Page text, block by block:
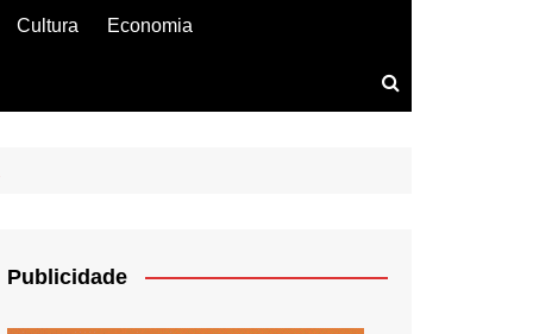
Cultura Economia
Publicidade